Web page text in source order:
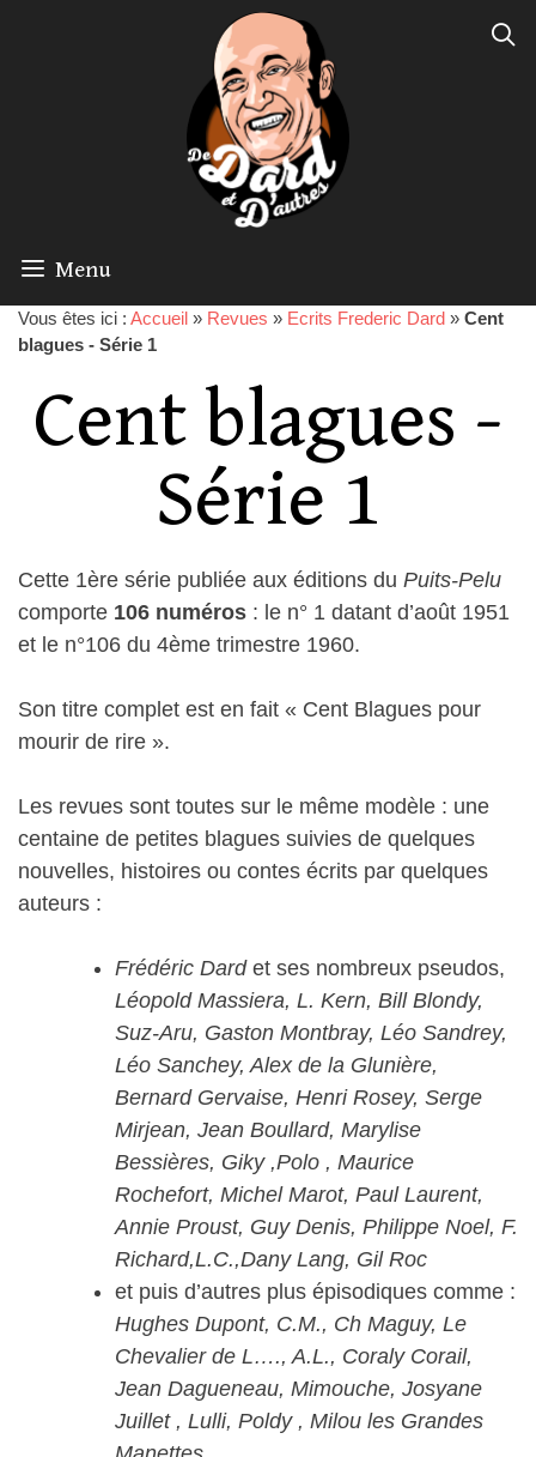
Menu
Vous êtes ici : Accueil » Revues » Ecrits Frederic Dard » Cent
blagues - Série 1
Cent blagues -
Série 1
Cette 1ère série publiée aux éditions du Puits-Pelu
comporte 106 numéros : le n° 1 datant d’août 1951
et le n°106 du 4ème trimestre 1960.
Son titre complet est en fait « Cent Blagues pour
mourir de rire ».
Les revues sont toutes sur le même modèle : une
centaine de petites blagues suivies de quelques
nouvelles, histoires ou contes écrits par quelques
auteurs :
Frédéric Dard et ses nombreux pseudos,
Léopold Massiera, L. Kern, Bill Blondy,
Suz-Aru, Gaston Montbray, Léo Sandrey,
Léo Sanchey, Alex de la Glunière,
Bernard Gervaise, Henri Rosey, Serge
Mirjean, Jean Boullard, Marylise
Bessières, Giky ,Polo , Maurice
Rochefort, Michel Marot, Paul Laurent,
Annie Proust, Guy Denis, Philippe Noel, F.
Richard,L.C.,Dany Lang, Gil Roc
et puis d’autres plus épisodiques comme :
Hughes Dupont, C.M., Ch Maguy, Le
Chevalier de L…., A.L., Coraly Corail,
Jean Dagueneau, Mimouche, Josyane
Juillet , Lulli, Poldy , Milou les Grandes